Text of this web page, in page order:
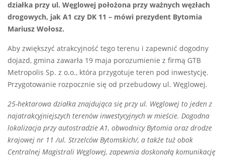
działka przy ul. Węglowej położona przy ważnych węzłach
drogowych, jak A1 czy DK 11 – mówi prezydent Bytomia
Mariusz Wołosz.
Aby zwiększyć atrakcyjność tego terenu i zapewnić dogodny
dojazd, gmina zawarła 19 maja porozumienie z firmą GTB
Metropolis Sp. z o.o., która przygotuje teren pod inwestycję.
Przygotowanie rozpocznie się od przebudowy ul. Węglowej.
25-hektarowa działka znajdująca się przy ul. Węglowej to jeden z
najatrakcyjniejszych terenów inwestycyjnych w mieście. Dogodna
lokalizacja przy autostradzie A1, obwodnicy Bytomia oraz drodze
krajowej nr 11 /ul. Strzelców Bytomskich/, a także tuż obok
Centralnej Magistrali Węglowej, zapewnia doskonałą komunikację